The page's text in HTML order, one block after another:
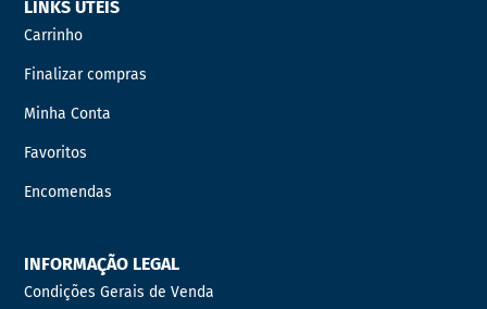
LINKS ÚTEIS
Carrinho
Finalizar compras
Minha Conta
Favoritos
Encomendas
INFORMAÇÃO LEGAL
Condições Gerais de Venda